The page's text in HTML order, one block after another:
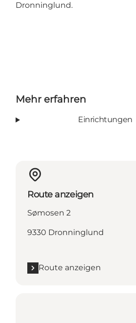
Dronninglund.
Mehr erfahren
Einrichtungen
Route anzeigen
Sømosen 2
9330 Dronninglund
Route anzeigen